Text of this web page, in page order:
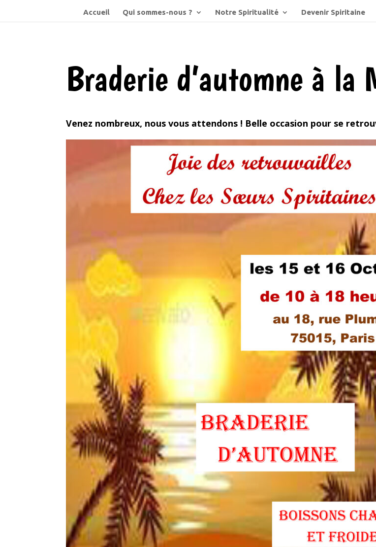
Accueil Qui sommes-nous ? Notre Spiritualité Devenir Spiritaine
Braderie d’automne à la
Venez nombreux, nous vous attendons ! Belle occasion pour se